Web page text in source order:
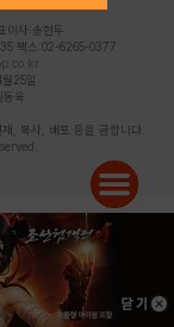
이사:송현두
팩스:02-6265-0377
25일
욱
, 복사, 배포 등을 금합니다.